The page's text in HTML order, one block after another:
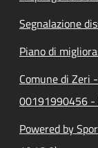
Segnalazione
Piano di
Comune di Zeri
00191990456 -
Powered by